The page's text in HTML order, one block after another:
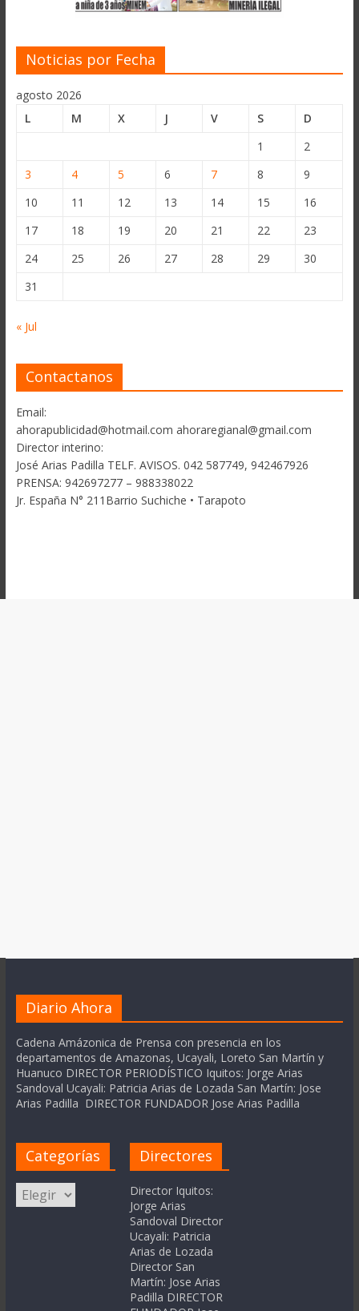
Noticias por Fecha
agosto 2026
L
M X J V S
D
1
2
3
4 5 6 7 8
9
10
11 12 13 14 15
16
17
18 19 20 21 22
23
24
25 26 27 28 29
30
31
« Jul
Contactanos
Email:
ahorapublicidad@hotmail.com ahoraregianal@gmail.com
Director interino:
José Arias Padilla TELF. AVISOS. 042 587749, 942467926
PRENSA: 942697277 – 988338022
Jr. España N° 211Barrio Suchiche • Tarapoto
Diario Ahora
Cadena Amázonica de Prensa con presencia en los
departamentos de Amazonas, Ucayali, Loreto San Martín y
Huanuco DIRECTOR PERIODÍSTICO Iquitos: Jorge Arias
Sandoval Ucayali: Patricia Arias de Lozada San Martín: Jose
Arias Padilla DIRECTOR FUNDADOR Jose Arias Padilla
Categorías
Categorías
Directores
Director Iquitos:
Jorge Arias
Sandoval Director
Ucayali: Patricia
Arias de Lozada
Director San
Martín: Jose Arias
Padilla DIRECTOR